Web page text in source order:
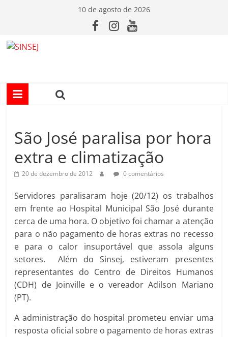
conteúdo
10 de agosto de 2026
I
S
E
São José paralisa por hora
extra e climatização
20 de dezembro de 2012 0 comentários
Servidores paralisaram hoje (20/12) os trabalhos
em frente ao Hospital Municipal São José durante
cerca de uma hora. O objetivo foi chamar a atenção
para o não pagamento de horas extras no recesso
e para o calor insuportável que assola alguns
setores. Além do Sinsej, estiveram presentes
representantes do Centro de Direitos Humanos
(CDH) de Joinville e o vereador Adilson Mariano
(PT).
A administração do hospital prometeu enviar uma
resposta oficial sobre o pagamento de horas extras